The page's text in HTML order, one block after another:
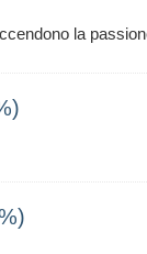
la